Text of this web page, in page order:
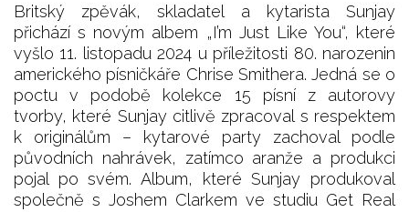
Britský zpěvák, skladatel a kytarista Sunjay
přichází s novým albem „I’m Just Like You“, které
vyšlo 11. listopadu 2024 u příležitosti 80. narozenin
amerického písničkáře Chrise Smithera. Jedná se o
poctu v podobě kolekce 15 písní z autorovy
tvorby, které Sunjay citlivě zpracoval s respektem
k originálům – kytarové party zachoval podle
původních nahrávek, zatímco aranže a produkci
pojal po svém. Album, které Sunjay produkoval
společně s Joshem Clarkem ve studiu Get Real